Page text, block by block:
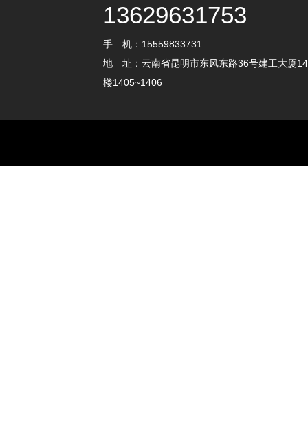
13629631753
手 机：15559833731
地 址：云南省昆明市东风东路36号建工大厦14
楼1405~1406